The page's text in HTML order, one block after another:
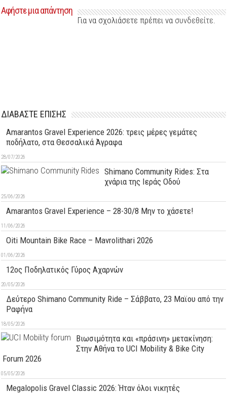
Αφήστε μια απάντηση
Για να σχολιάσετε πρέπει να συνδεθείτε
ΔΙΑΒΑΣΤΕ ΕΠΙΣΗΣ
Amarantos Gravel Experience 2026: τρεις μέρες γεμάτες
ποδήλατο, στα Θεσσαλικά Άγραφα
28/07/2026
Shimano Community Rides: Στα
χνάρια της Ιεράς Οδού
25/06/2026
Amarantos Gravel Experience – 28-30/8 Μην το χάσετε!
11/06/2026
Oiti Mountain Bike Race – Mavrolithari 2026
01/06/2026
12ος Ποδηλατικός Γύρος Αχαρνών
20/05/2026
Δεύτερo Shimano Community Ride – Σάββατο, 23 Μαϊου από την
Ραφήνα
18/05/2026
Βιωσιμότητα και «πράσινη» μετακίνηση:
Στην Αθήνα το UCI Mobility & Bike City
Forum 2026
05/05/2026
Megalopolis Gravel Classic 2026: Ήταν όλοι νικητές